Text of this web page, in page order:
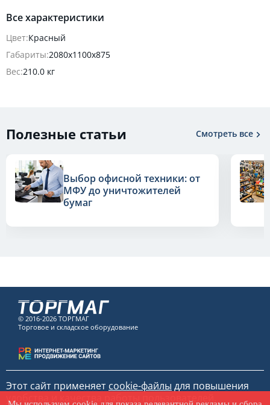
Все характеристики
Цвет:Красный
Габариты:2080х1100х875
Вес:210.0 кг
Полезные статьи Смотреть все
Выбор офисной техники: от
МФУ до уничтожителей
бумаг
© 2016-2026 ТОРГМАГ
Торговое и складское оборудование
Этот сайт применяет cookie-файлы для повышения
удобства и качества работы пользователей.